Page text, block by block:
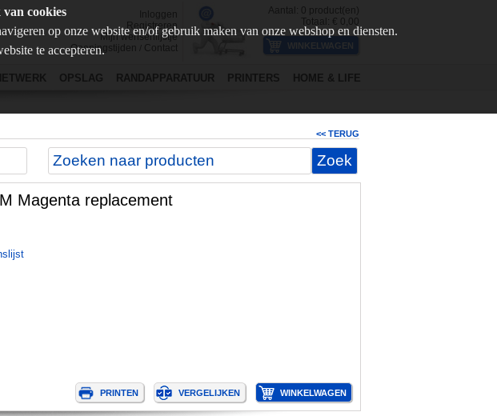
cookies
op onze website en/of gebruik maken van onze webshop en diensten.
te accepteren.
Inloggen
Registreren
Mijn wensenlijstje
Openingstijden
Contact
Aantal: 0 product(en)
Totaal: €
0,00
OPSLAG RANDAPPARATUUR PRINTERS HOME & LIFE
<< TERUG
Magenta replacement